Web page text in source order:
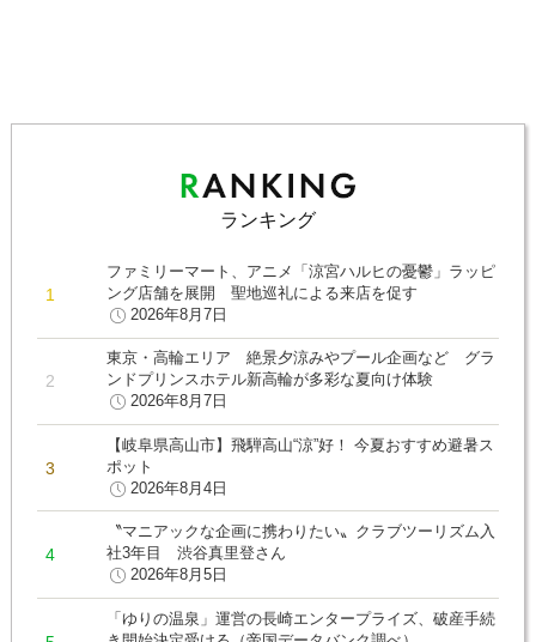
ランキング
ファミリーマート、アニメ「涼宮ハルヒの憂鬱」ラッピ
ング店舗を展開 聖地巡礼による来店を促す
2026年8月7日
東京・高輪エリア 絶景夕涼みやプール企画など グラ
ンドプリンスホテル新高輪が多彩な夏向け体験
2026年8月7日
【岐阜県高山市】飛騨高山“涼”好！ 今夏おすすめ避暑ス
ポット
2026年8月4日
〝マニアックな企画に携わりたい〟クラブツーリズム入
社3年目 渋谷真里登さん
2026年8月5日
「ゆりの温泉」運営の長崎エンタープライズ、破産手続